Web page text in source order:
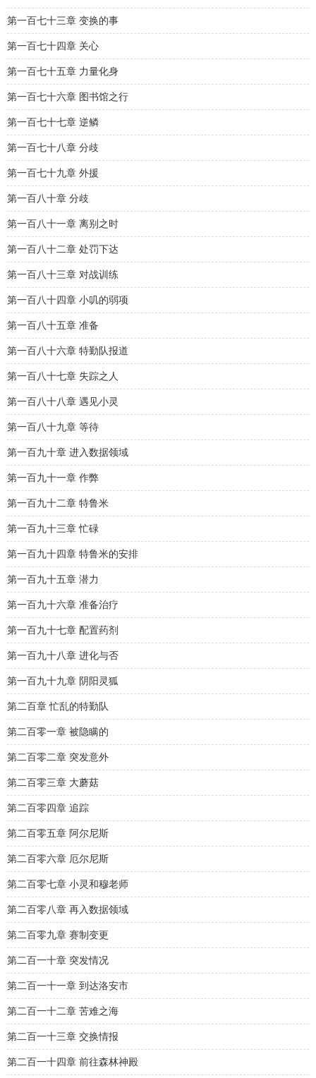
第一百七十三章 变换的事
第一百七十四章 关心
第一百七十五章 力量化身
第一百七十六章 图书馆之行
第一百七十七章 逆鳞
第一百七十八章 分歧
第一百七十九章 外援
第一百八十章 分歧
第一百八十一章 离别之时
第一百八十二章 处罚下达
第一百八十三章 对战训练
第一百八十四章 小叽的弱项
第一百八十五章 准备
第一百八十六章 特勤队报道
第一百八十七章 失踪之人
第一百八十八章 遇见小灵
第一百八十九章 等待
第一百九十章 进入数据领域
第一百九十一章 作弊
第一百九十二章 特鲁米
第一百九十三章 忙碌
第一百九十四章 特鲁米的安排
第一百九十五章 潜力
第一百九十六章 准备治疗
第一百九十七章 配置药剂
第一百九十八章 进化与否
第一百九十九章 阴阳灵狐
第二百章 忙乱的特勤队
第二百零一章 被隐瞒的
第二百零二章 突发意外
第二百零三章 大蘑菇
第二百零四章 追踪
第二百零五章 阿尔尼斯
第二百零六章 厄尔尼斯
第二百零七章 小灵和穆老师
第二百零八章 再入数据领域
第二百零九章 赛制变更
第二百一十章 突发情况
第二百一十一章 到达洛安市
第二百一十二章 苦难之海
第二百一十三章 交换情报
第二百一十四章 前往森林神殿